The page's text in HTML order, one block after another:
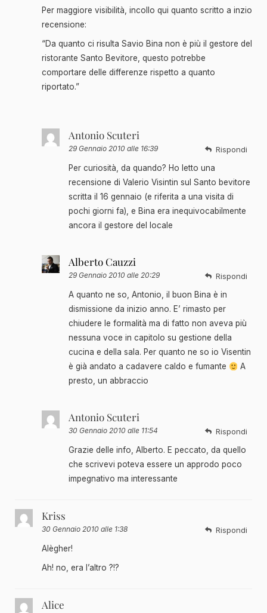
Per maggiore visibilità, incollo qui quanto scritto a inzio
recensione:
“Da quanto ci risulta Savio Bina non è più il gestore del
ristorante Santo Bevitore, questo potrebbe
comportare delle differenze rispetto a quanto
riportato.”
Antonio Scuteri
29 Gennaio 2010 alle 16:39
Per curiosità, da quando? Ho letto una
recensione di Valerio Visintin sul Santo bevitore
scritta il 16 gennaio (e riferita a una visita di
pochi giorni fa), e Bina era inequivocabilmente
ancora il gestore del locale
Rispondi
Alberto Cauzzi
29 Gennaio 2010 alle 20:29
A quanto ne so, Antonio, il buon Bina è in
dismissione da inizio anno. E’ rimasto per
chiudere le formalità ma di fatto non aveva più
nessuna voce in capitolo su gestione della
cucina e della sala. Per quanto ne so io Visentin
è già andato a cadavere caldo e fumante
A
presto, un abbraccio
Rispondi
Antonio Scuteri
30 Gennaio 2010 alle 11:54
Grazie delle info, Alberto. E peccato, da quello
che scrivevi poteva essere un approdo poco
impegnativo ma interessante
Rispondi
Kriss
30 Gennaio 2010 alle 1:38
Alègher!
Ah! no, era l’altro ?!?
Rispondi
Alice